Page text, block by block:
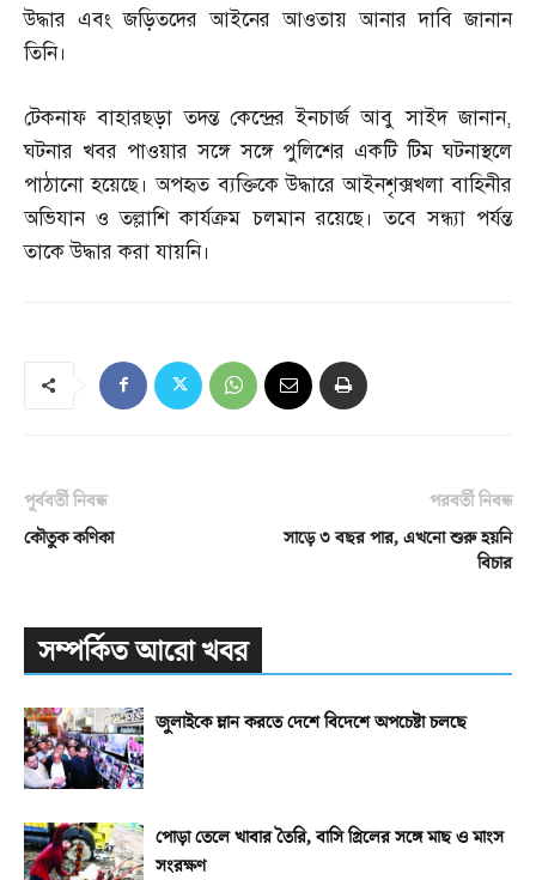
উদ্ধার এবং জড়িতদের আইনের আওতায় আনার দাবি জানান
তিনি।
টেকনাফ বাহারছড়া তদন্ত কেন্দ্রের ইনচার্জ আবু সাইদ জানান,
ঘটনার খবর পাওয়ার সঙ্গে সঙ্গে পুলিশের একটি টিম ঘটনাস্থলে
পাঠানো হয়েছে। অপহৃত ব্যক্তিকে উদ্ধারে আইনশৃক্সখলা বাহিনীর
অভিযান ও তল্লাশি কার্যক্রম চলমান রয়েছে। তবে সন্ধ্যা পর্যন্ত
তাকে উদ্ধার করা যায়নি।
পূর্ববর্তী নিবন্ধ
কৌতুক কণিকা
পরবর্তী নিবন্ধ
সাড়ে ৩ বছর পার, এখনো শুরু হয়নি
বিচার
সম্পর্কিত আরো খবর
জুলাইকে ম্লান করতে দেশে বিদেশে অপচেষ্টা চলছে
পোড়া তেলে খাবার তৈরি, বাসি গ্রিলের সঙ্গে মাছ ও মাংস
সংরক্ষণ